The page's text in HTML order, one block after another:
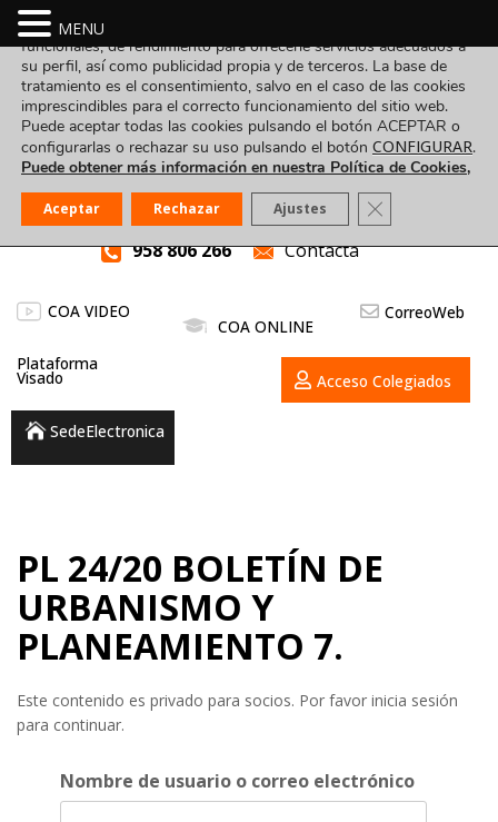
958 806 266 Contacta
COA VIDEO
COA ONLINE
CorreoWeb
Plataforma
Visado Acceso Colegiados
SedeElectronica
PL 24/20 BOLETÍN DE
URBANISMO Y
PLANEAMIENTO 7.
Este contenido es privado para socios. Por favor inicia sesión
para continuar.
Nombre de usuario o correo electrónico
MENU
Utilizamos cookies propias y de terceros para fines analíticos,
funcionales, de rendimiento para ofrecerle servicios adecuados a
su perfil, así como publicidad propia y de terceros. La base de
tratamiento es el consentimiento, salvo en el caso de las cookies
imprescindibles para el correcto funcionamiento del sitio web.
Puede aceptar todas las cookies pulsando el botón ACEPTAR o
configurarlas o rechazar su uso pulsando el botón CONFIGURAR.
Puede obtener más información en nuestra Política de Cookies,
Aceptar Rechazar Ajustes Cerrar el banner